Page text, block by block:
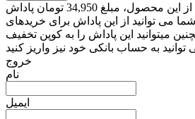
در صورت خرید 1 عدد از این محصول، مبلغ 34,950 تومان پاداش
می توانید از این پاداش برای خریدهای
میتوانید این پاداش را به کوپن تخفیف
خروج
نام
ایمیل